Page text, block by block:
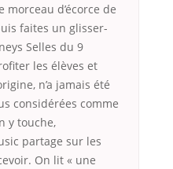
d’écorce de
faites un glisser-
Selles du 9
les élèves et
n’a jamais été
considérées comme
y touche,
partage sur les
On lit « une